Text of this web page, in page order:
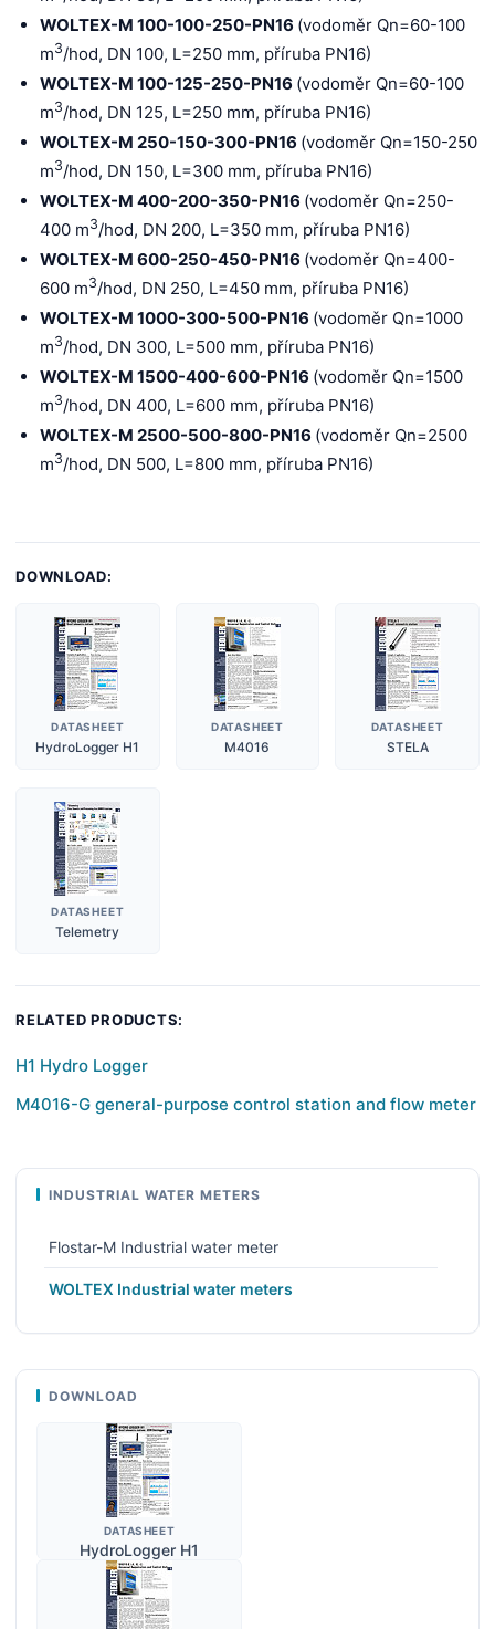
WOLTEX-M 100-100-250-PN16 (vodoměr Qn=60-100
m3/hod, DN 100, L=250 mm, příruba PN16)
WOLTEX-M 100-125-250-PN16 (vodoměr Qn=60-100
m3/hod, DN 125, L=250 mm, příruba PN16)
WOLTEX-M 250-150-300-PN16 (vodoměr Qn=150-250
m3/hod, DN 150, L=300 mm, příruba PN16)
WOLTEX-M 400-200-350-PN16 (vodoměr Qn=250-
400 m3/hod, DN 200, L=350 mm, příruba PN16)
WOLTEX-M 600-250-450-PN16 (vodoměr Qn=400-
600 m3/hod, DN 250, L=450 mm, příruba PN16)
WOLTEX-M 1000-300-500-PN16 (vodoměr Qn=1000
m3/hod, DN 300, L=500 mm, příruba PN16)
WOLTEX-M 1500-400-600-PN16 (vodoměr Qn=1500
m3/hod, DN 400, L=600 mm, příruba PN16)
WOLTEX-M 2500-500-800-PN16 (vodoměr Qn=2500
m3/hod, DN 500, L=800 mm, příruba PN16)
DOWNLOAD:
DATASHEET
HydroLogger H1
DATASHEET
M4016
DATASHEET
STELA
DATASHEET
Telemetry
RELATED PRODUCTS:
H1 Hydro Logger
M4016-G general-purpose control station and flow meter
INDUSTRIAL WATER METERS
Flostar-M Industrial water meter
WOLTEX Industrial water meters
DOWNLOAD
DATASHEET
HydroLogger H1